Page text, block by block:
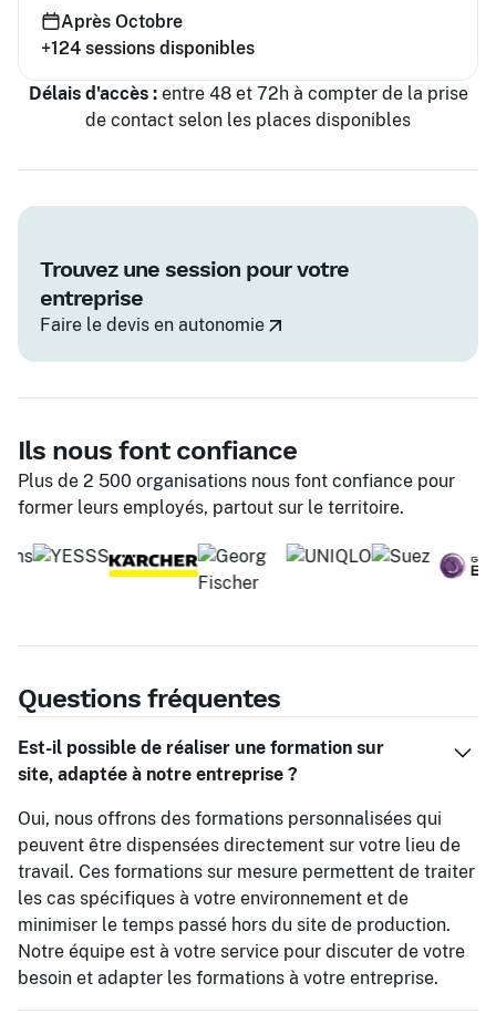
Après Octobre
+124 sessions disponibles
Délais d'accès :entre 48 et 72h à compter de la prise
de contact selon les places disponibles
Trouvez une session pour votre
entreprise
Faire le devis en autonomie
Ils nous font confiance
Plus de 2 500 organisations nous font confiance pour
former leurs employés, partout sur le territoire.
Questions fréquentes
Est-il possible de réaliser une formation sur
site, adaptée à notre entreprise ?
Oui, nous offrons des formations personnalisées qui
peuvent être dispensées directement sur votre lieu de
travail. Ces formations sur mesure permettent de traiter
les cas spécifiques à votre environnement et de
minimiser le temps passé hors du site de production.
Notre équipe est à votre service pour discuter de votre
besoin et adapter les formations à votre entreprise.